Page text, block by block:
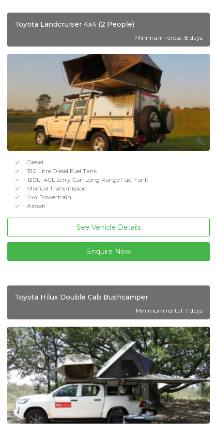
Toyota Landcruiser 4x4 (2 People)
Minimum rental: 8 days
Diesel
130 Litre Diesel Fuel Tank
130L+40L Jerry Can Long Range Fuel Tank
Manual Transmission
4x4 Powertrain
Aircon
See Vehicle Details
Enquire Now
Toyota Hilux Double Cab Bushcamper
Minimum rental: 7 days